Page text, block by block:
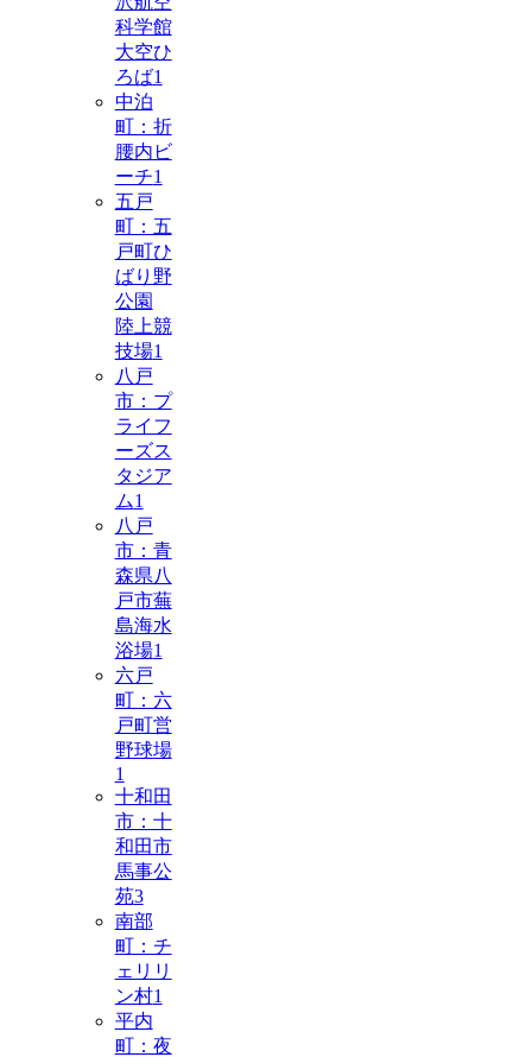
科学館
大空ひ
ろば1
中泊
町：折
腰内ビ
ーチ1
五戸
町：五
戸町ひ
ばり野
公園
陸上競
技場1
八戸
市：プ
ライフ
ーズス
タジア
ム1
八戸
市：青
森県八
戸市蕪
島海水
浴場1
六戸
町：六
戸町営
野球場
1
十和田
市：十
和田市
馬事公
苑3
南部
町：チ
ェリリ
ン村1
平内
町：夜